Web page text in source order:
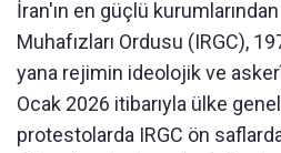
İran'ın en güçlü
Muhafızları Ordusu (IRGC),
yana rejimin ideolojik ve
Ocak 2026 itibarıyla ülke
protestolarda IRGC ön